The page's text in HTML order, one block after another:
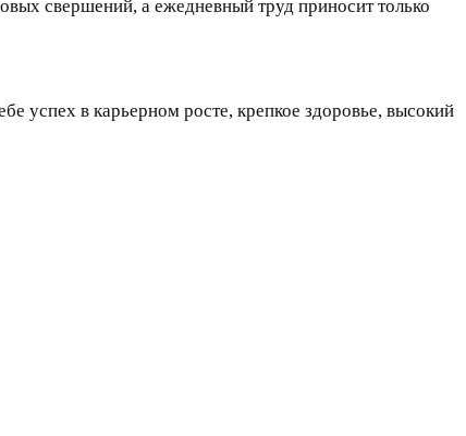
свершений, а ежедневный труд приносит только
успех в карьерном росте, крепкое здоровье, высокий